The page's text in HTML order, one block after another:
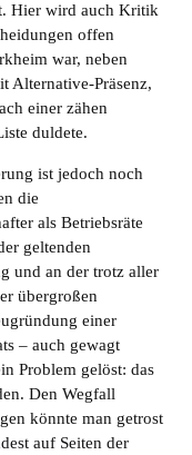
Hier wird auch Kritik
offen
war, neben
Alternative-Präsenz,
einer zähen
duldete.
ist jedoch noch
die
als Betriebsräte
geltenden
und an der trotz aller
übergroßen
einer
– auch gewagt
Problem gelöst: das
Den Wegfall
könnte man getrost
auf Seiten der